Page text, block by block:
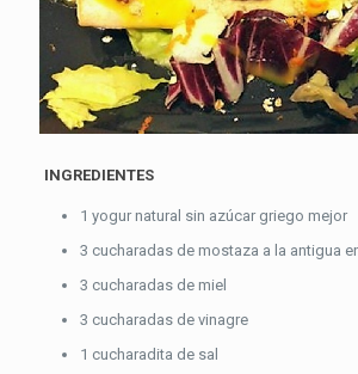
INGREDIENTES
1 yogur natural sin azúcar griego mejor
3 cucharadas de mostaza a la antigua
3 cucharadas de miel
3 cucharadas de vinagre
1 cucharadita de sal